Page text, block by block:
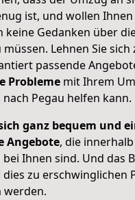
ist, und wollen Ihnen
keine Gedanken über
müssen. Lehnen Sie
passende
Probleme mit Ihrem
Pegau helfen kann.
ganz bequem und
Angebote, die
bei Ihnen sind. Und das
dies zu erschwinglichen
werden.